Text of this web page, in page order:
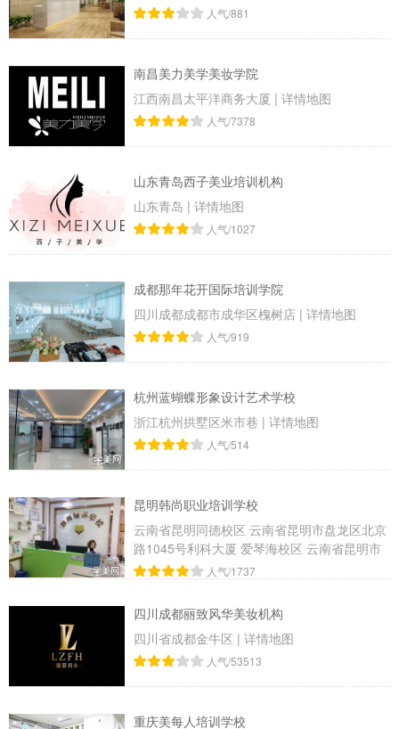
人气/881
南昌美力美学美妆学院
江西南昌太平洋商务大厦 | 详情地图
人气/7378
山东青岛西子美业培训机构
山东青岛 | 详情地图
人气/1027
成都那年花开国际培训学院
四川成都成都市成华区槐树店 | 详情地图
人气/919
杭州蓝蝴蝶形象设计艺术学校
浙江杭州拱墅区米市巷 | 详情地图
人气/514
昆明韩尚职业培训学校
云南省昆明同德校区 云南省昆明市盘龙区北京
路1045号利科大厦 爱琴海校区 云南省昆明市
西山区爱琴海广发银行大厦
人气/1737
四川成都丽致风华美妆机构
四川省成都金牛区 | 详情地图
人气/53513
重庆美每人培训学校